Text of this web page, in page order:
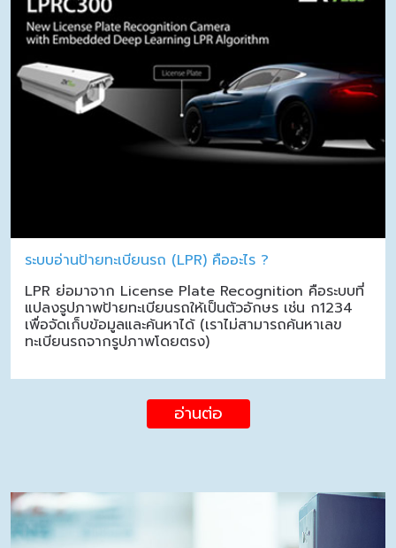
ระบบอ่านป้ายทะเบียนรถ (LPR) คืออะไร ?
LPR ย่อมาจาก License Plate Recognition คือระบบที่
แปลงรูปภาพป้ายทะเบียนรถให้เป็นตัวอักษร เช่น ก1234
เพื่อจัดเก็บข้อมูลและค้นหาได้ (เราไม่สามารถค้นหาเลข
ทะเบียนรถจากรูปภาพโดยตรง)
อ่านต่อ